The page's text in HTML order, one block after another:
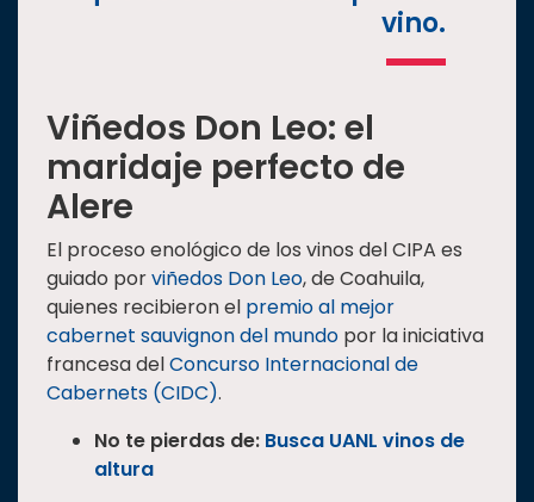
vino.
Viñedos Don Leo: el
maridaje perfecto de
Alere
El proceso enológico de los vinos del CIPA es
guiado porviñedos Don Leo, de Coahuila,
quienes recibieron el premio al mejor
cabernet sauvignon del mundo por la iniciativa
francesa delConcurso Internacional de
Cabernets (CIDC).
No te pierdas de: Busca UANL vinos de
altura